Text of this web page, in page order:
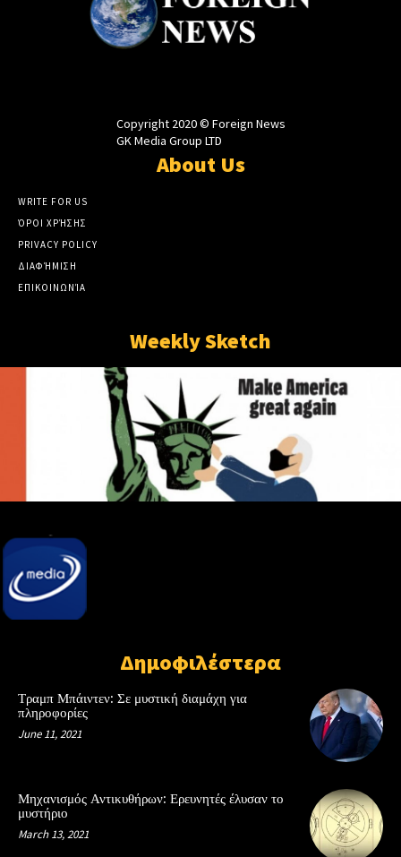
Copyright 2020 © Foreign News
GK Media Group LTD
About Us
WRITE FOR US
ΌΡΟΙ ΧΡΉΣΗΣ
PRIVACY POLICY
ΔΙΑΦΉΜΙΣΗ
ΕΠΙΚΟΙΝΩΝΊΑ
Weekly Sketch
Δημοφιλέστερα
Τραμπ Μπάιντεν: Σε μυστική διαμάχη για
πληροφορίες
June 11, 2021
Μηχανισμός Αντικυθήρων: Ερευνητές έλυσαν το
μυστήριο
March 13, 2021